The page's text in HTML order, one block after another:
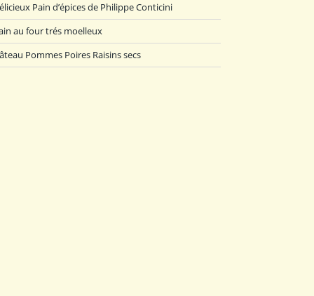
Pain d’épices de Philippe Conticini
au four trés moelleux
Pommes Poires Raisins secs